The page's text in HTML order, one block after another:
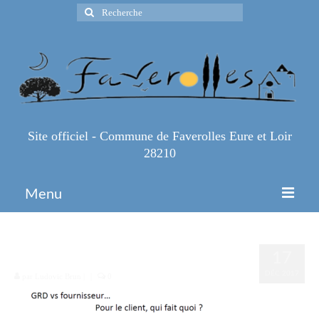
Rechercher
:
Site officiel - Commune de Faverolles Eure et Loir
28210
Menu
Infos Pratiques